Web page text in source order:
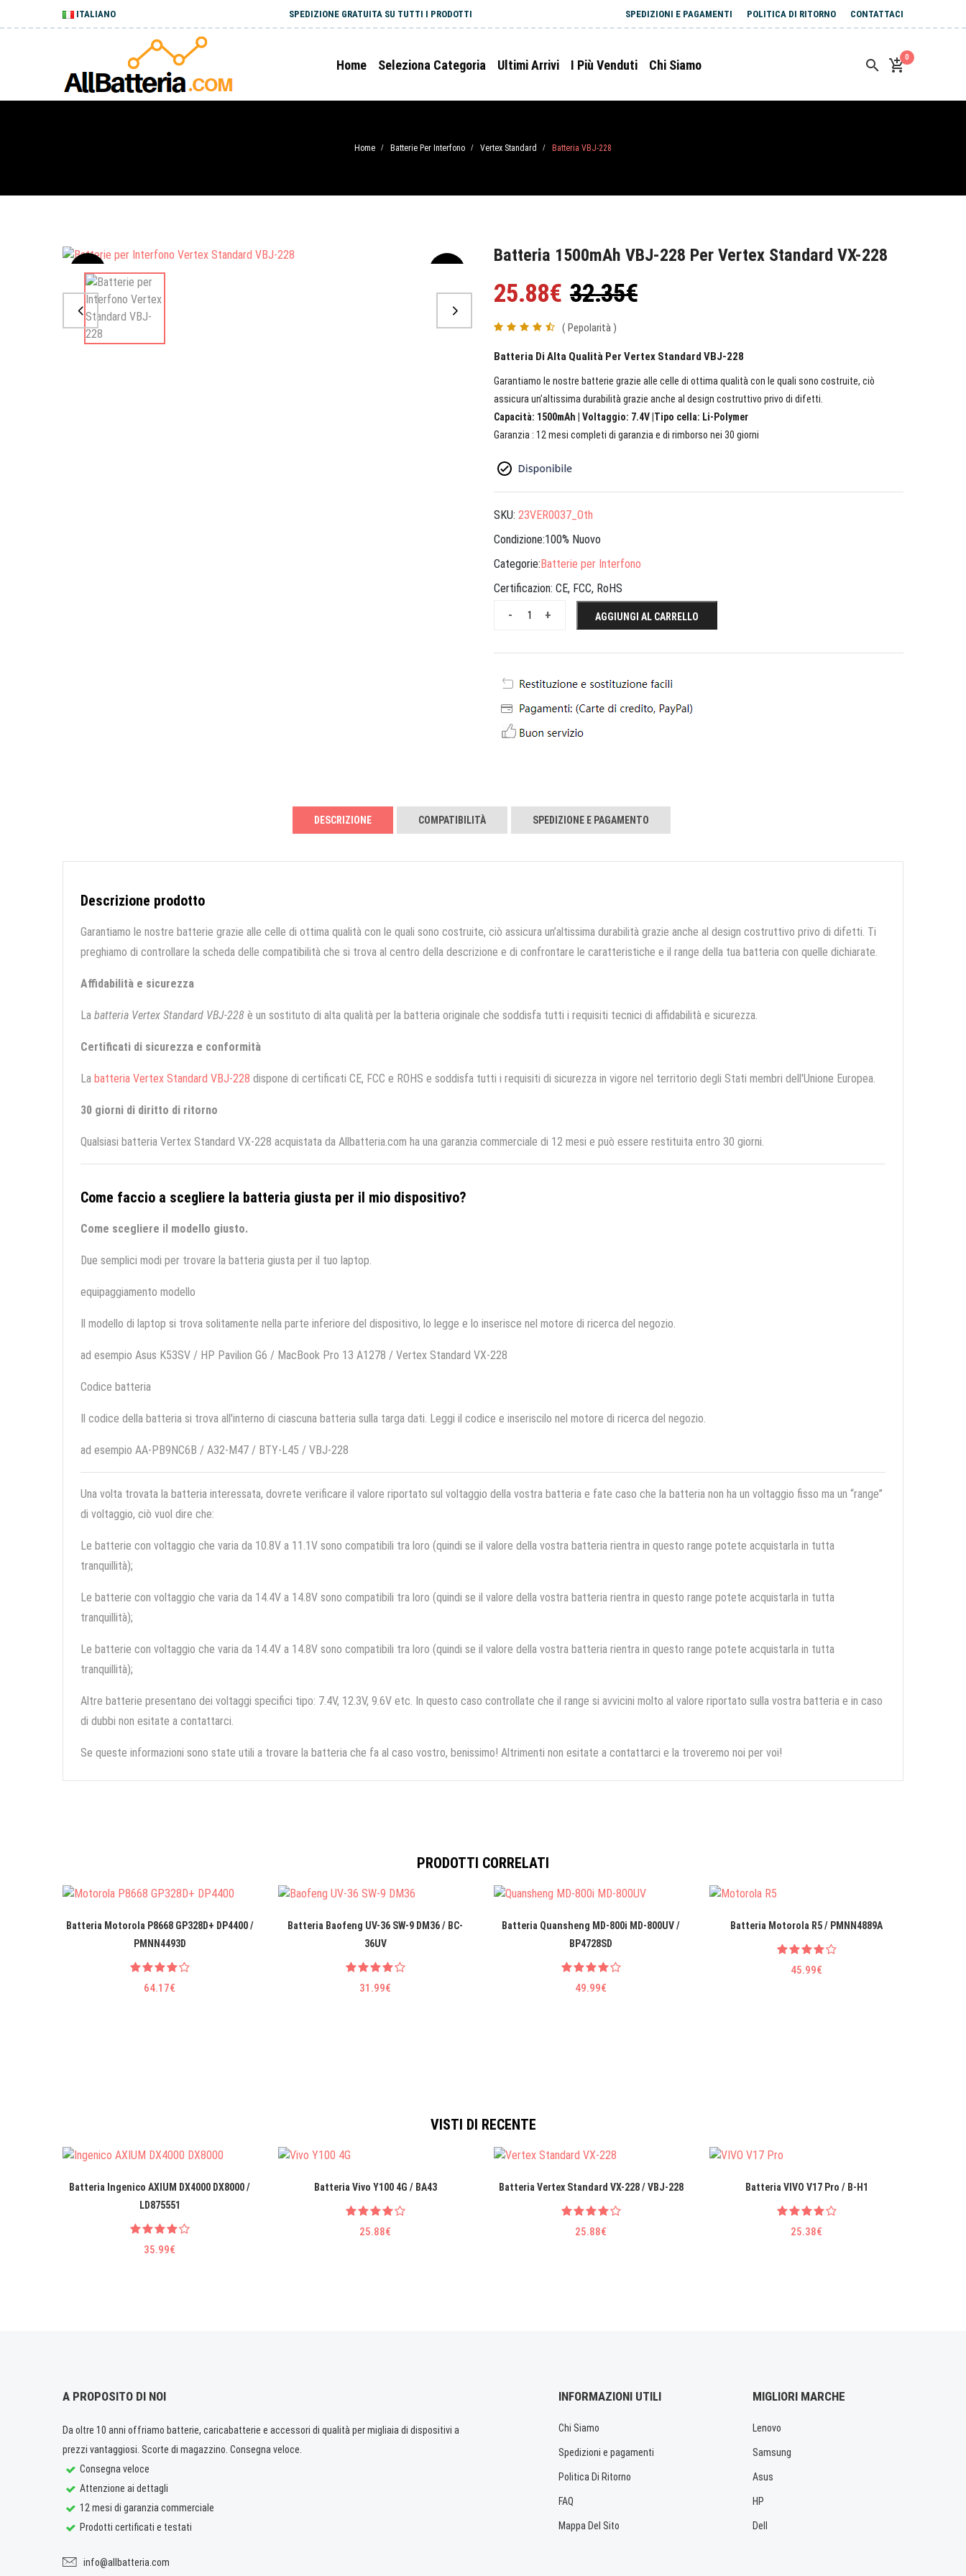
ITALIANO SPEDIZIONE GRATUITA SU TUTTI I PRODOTTI SPEDIZIONI E PAGAMENTI POLITICA DI RITORNO CONTATTACI
Home Seleziona Categoria Ultimi Arrivi I Più Venduti Chi Siamo
0
Home / Batterie Per Interfono / Vertex Standard / Batteria VBJ-228
Sale
Batteria 1500mAh VBJ-228 Per Vertex Standard VX-228
25.88€ 32.35€
( Pepolarità )
Batteria Di Alta Qualità Per Vertex Standard VBJ-228
Garantiamo le nostre batterie grazie alle celle di ottima qualità con le quali sono costruite, ciò
assicura un’altissima durabilità grazie anche al design costruttivo privo di difetti.
Capacità: 1500mAh | Voltaggio: 7.4V |Tipo cella: Li-Polymer
Garanzia : 12 mesi completi di garanzia e di rimborso nei 30 giorni
SKU: 23VER0037_Oth
Condizione:100% Nuovo
Categorie:Batterie per Interfono
Certificazion: CE, FCC, RoHS
+
- AGGIUNGI AL CARRELLO
DESCRIZIONE COMPATIBILITÀ SPEDIZIONE E PAGAMENTO
Descrizione prodotto
Garantiamo le nostre batterie grazie alle celle di ottima qualità con le quali sono costruite, ciò assicura un’altissima durabilità grazie anche al design costruttivo privo di difetti. Ti
preghiamo di controllare la scheda delle compatibilità che si trova al centro della descrizione e di confrontare le caratteristiche e il range della tua batteria con quelle dichiarate.
Affidabilità e sicurezza
La batteria Vertex Standard VBJ-228 è un sostituto di alta qualità per la batteria originale che soddisfa tutti i requisiti tecnici di affidabilità e sicurezza.
Certificati di sicurezza e conformità
La batteria Vertex Standard VBJ-228 dispone di certificati CE, FCC e ROHS e soddisfa tutti i requisiti di sicurezza in vigore nel territorio degli Stati membri dell'Unione Europea.
30 giorni di diritto di ritorno
Qualsiasi batteria Vertex Standard VX-228 acquistata da Allbatteria.com ha una garanzia commerciale di 12 mesi e può essere restituita entro 30 giorni.
Come faccio a scegliere la batteria giusta per il mio dispositivo?
Come scegliere il modello giusto.
Due semplici modi per trovare la batteria giusta per il tuo laptop.
equipaggiamento modello
Il modello di laptop si trova solitamente nella parte inferiore del dispositivo, lo legge e lo inserisce nel motore di ricerca del negozio.
ad esempio Asus K53SV / HP Pavilion G6 / MacBook Pro 13 A1278 / Vertex Standard VX-228
Codice batteria
Il codice della batteria si trova all'interno di ciascuna batteria sulla targa dati. Leggi il codice e inseriscilo nel motore di ricerca del negozio.
ad esempio AA-PB9NC6B / A32-M47 / BTY-L45 / VBJ-228
Una volta trovata la batteria interessata, dovrete verificare il valore riportato sul voltaggio della vostra batteria e fate caso che la batteria non ha un voltaggio fisso ma un “range”
di voltaggio, ciò vuol dire che:
Le batterie con voltaggio che varia da 10.8V a 11.1V sono compatibili tra loro (quindi se il valore della vostra batteria rientra in questo range potete acquistarla in tutta
tranquillità);
Le batterie con voltaggio che varia da 14.4V a 14.8V sono compatibili tra loro (quindi se il valore della vostra batteria rientra in questo range potete acquistarla in tutta
tranquillità);
Le batterie con voltaggio che varia da 14.4V a 14.8V sono compatibili tra loro (quindi se il valore della vostra batteria rientra in questo range potete acquistarla in tutta
tranquillità);
Altre batterie presentano dei voltaggi specifici tipo: 7.4V, 12.3V, 9.6V etc. In questo caso controllate che il range si avvicini molto al valore riportato sulla vostra batteria e in caso
di dubbi non esitate a contattarci.
Se queste informazioni sono state utili a trovare la batteria che fa al caso vostro, benissimo! Altrimenti non esitate a contattarci e la troveremo noi per voi!
PRODOTTI CORRELATI
Batteria Motorola P8668 GP328D+ DP4400 /
PMNN4493D
64.17€
Batteria Baofeng UV-36 SW-9 DM36 / BC-
36UV
31.99€
Batteria Quansheng MD-800i MD-800UV /
BP4728SD
49.99€
Batteria Motorola R5 / PMNN4889A
45.99€
VISTI DI RECENTE
Batteria Ingenico AXIUM DX4000 DX8000 /
LD875551
35.99€
Batteria Vivo Y100 4G / BA43
25.88€
Batteria Vertex Standard VX-228 / VBJ-228
25.88€
Batteria VIVO V17 Pro / B-H1
25.38€
A PROPOSITO DI NOI
Da oltre 10 anni offriamo batterie, caricabatterie e accessori di qualità per migliaia di dispositivi a
prezzi vantaggiosi. Scorte di magazzino. Consegna veloce.
Consegna veloce
Attenzione ai dettagli
12 mesi di garanzia commerciale
Prodotti certificati e testati
info@allbatteria.com
INFORMAZIONI UTILI
Chi Siamo
Spedizioni e pagamenti
Politica Di Ritorno
FAQ
Mappa Del Sito
MIGLIORI MARCHE
Lenovo
Samsung
Asus
HP
Dell